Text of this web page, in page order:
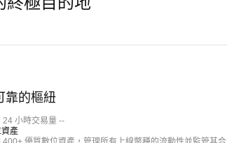
靠的樞紐
24 小時交易量 --
產